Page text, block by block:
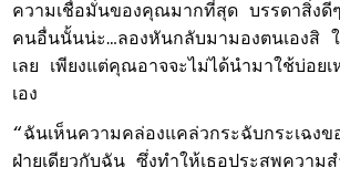
ความเชื่อมั่นของคุณมากที่สุด บรรดาสิ่ง
คนอื่นนั้นน่ะ…ลองหันกลับมามองตนเองสิ
เลย เพียงแต่คุณอาจจะไม่ได้นำมาใช้บ่อยเ
เอง
“ฉันเห็นความคล่องแคล่วกระฉับกระเฉงข
ฝ่ายเดียวกับฉัน ซึ่งทำให้เธอประสพความส